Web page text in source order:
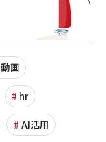
動画
hr
AI活用